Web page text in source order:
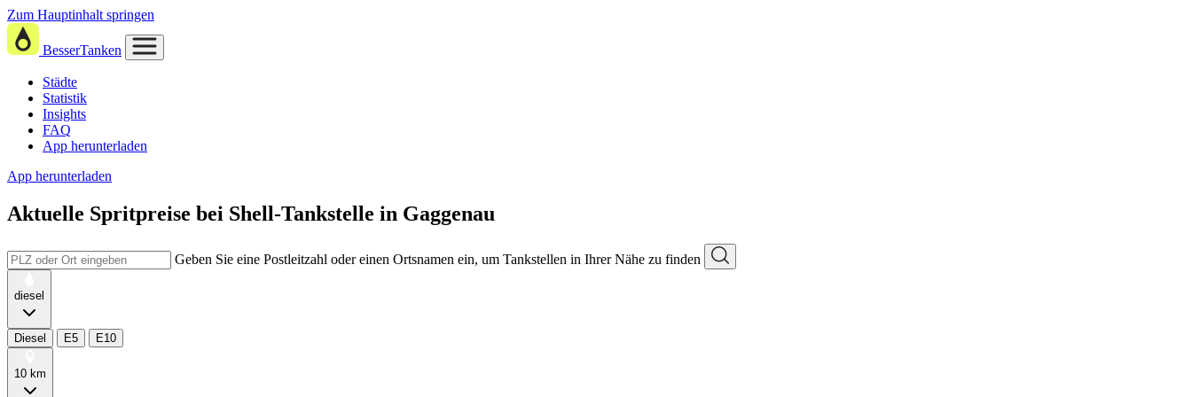
Zum Hauptinhalt springen
BesserTanken
Städte
Statistik
Insights
FAQ
App herunterladen
App herunterladen
Aktuelle Spritpreise bei Shell-Tankstelle in Gaggenau
Geben Sie eine Postleitzahl oder einen Ortsnamen ein, um Tankstellen in Ihrer Nähe zu finden
diesel
Diesel E5 E10
10 km